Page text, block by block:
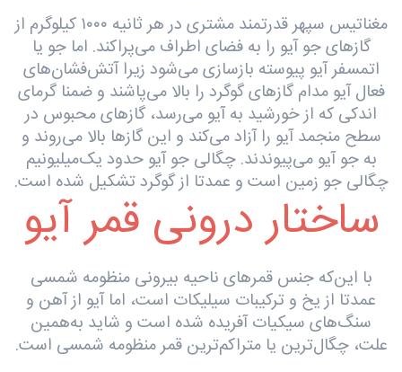
مغناتیس سپهر قدرتمند مشتری در هر ثانیه ۱۰۰۰ کیلوگرم از
گازهای جو آیو را به فضای اطراف می‌پراکند. اما جو یا
اتمسفر آیو پیوسته بازسازی می‌شود زیرا آتش‌فشان‌های
فعال آیو مدام گازهای گوگرد را بالا می‌پاشند و ضمنا گرمای
اندکی که از خورشید به آیو می‌رسد، گازهای محبوس در
سطح منجمد آیو را آزاد می‌کند و این گازها بالا می‌روند و
به جو آیو می‌پیوندند. چگالی جو آیو حدود یک‌میلیونیم
چگالی جو زمین است و عمدتا از گوگرد تشکیل شده است.
ساختار درونی قمر آیو
با این‌که جنس قمرهای ناحیه بیرونی منظومه شمسی
عمدتا از یخ و ترکیبات سیلیکات است، اما آیو از آهن و
سنگ‌های سیکیات آفریده شده است و شاید به‌همین
علت، چگال‌ترین یا متراکم‌ترین قمر منظومه شمسی است.